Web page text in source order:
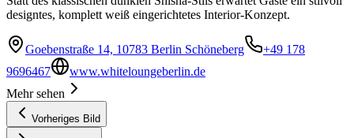
designtes, komplett weiß eingerichtetes Interior-Konzept.
Goebenstraße 14, 10783 Berlin Schöneberg
+49 178
9696467
www.whiteloungeberlin.de
Mehr sehen
Vorheriges Bild